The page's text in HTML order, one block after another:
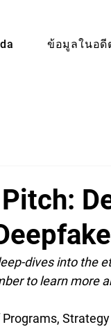
ข้อมูลในอดี
dives into the
to learn more